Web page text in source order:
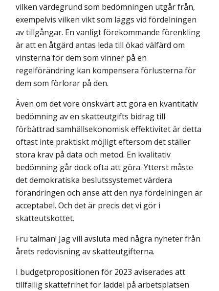
vilken värdegrund som bedömningen utgår från,
exempelvis vilken vikt som läggs vid fördelningen
av tillgångar. En vanligt förekommande förenkling
är att en åtgärd antas leda till ökad välfärd om
vinsterna för dem som vinner på en
regelförändring kan kompensera förlusterna för
dem som förlorar på den.
Även om det vore önskvärt att göra en kvantitativ
bedömning av en skatteutgifts bidrag till
förbättrad samhällsekonomisk effektivitet är detta
oftast inte praktiskt möjligt eftersom det ställer
stora krav på data och metod. En kvalitativ
bedömning går dock ofta att göra. Ytterst måste
det demokratiska beslutssystemet värdera
förändringen och anse att den nya fördelningen är
acceptabel. Och det är precis det vi gör i
skatteutskottet.
Fru talman! Jag vill avsluta med några nyheter från
årets redovisning av skatteutgifterna.
I budgetpropositionen för 2023 aviserades att
tillfällig skattefrihet för laddel på arbetsplatsen